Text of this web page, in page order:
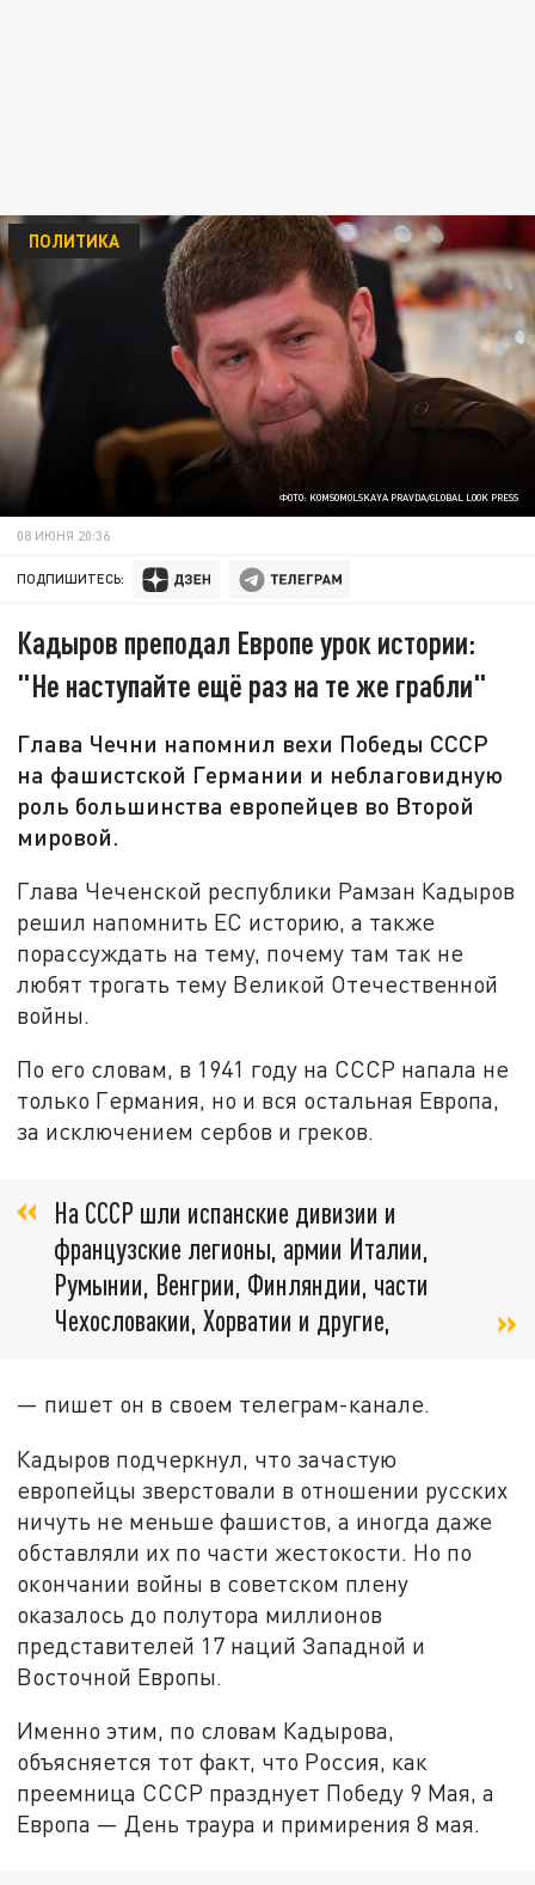
ФОТО: KOMSOMOLSKAYA PRAVDA/GLOBAL LOOK PRESS
ПОЛИТИКА
08 ИЮНЯ 20:36
ПОДПИШИТЕСЬ:
Кадыров преподал Европе урок истории:
"Не наступайте ещё раз на те же грабли"
Глава Чечни напомнил вехи Победы СССР
на фашистской Германии и неблаговидную
роль большинства европейцев во Второй
мировой.
Глава Чеченской республики Рамзан Кадыров
решил напомнить ЕС историю, а также
порассуждать на тему, почему там так не
любят трогать тему Великой Отечественной
войны.
По его словам, в 1941 году на СССР напала не
только Германия, но и вся остальная Европа,
за исключением сербов и греков.
На СССР шли испанские дивизии и
французские легионы, армии Италии,
Румынии, Венгрии, Финляндии, части
Чехословакии, Хорватии и другие,
— пишет он в своем телеграм-канале.
Кадыров подчеркнул, что зачастую
европейцы зверстовали в отношении русских
ничуть не меньше фашистов, а иногда даже
обставляли их по части жестокости. Но по
окончании войны в советском плену
оказалось до полутора миллионов
представителей 17 наций Западной и
Восточной Европы.
Именно этим, по словам Кадырова,
объясняется тот факт, что Россия, как
преемница СССР празднует Победу 9 Мая, а
Европа — День траура и примирения 8 мая.